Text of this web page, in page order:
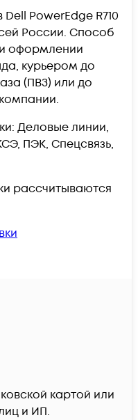
PowerEdge R710
России. Способ
оформлении
курьером до
(ПВЗ) или до
Деловые линии,
ПЭК, Спецсвязь,
рассчитываются
картой или
и ИП.